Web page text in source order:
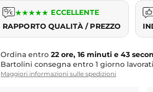
★★★★★ ECCELLENTE
RAPPORTO QUALITÀ / PREZZO
Ordina entro22 ore, 16 minuti e 43
Bartolini consegna entro 1 giorno
Maggiori informazioni sulle spedizioni